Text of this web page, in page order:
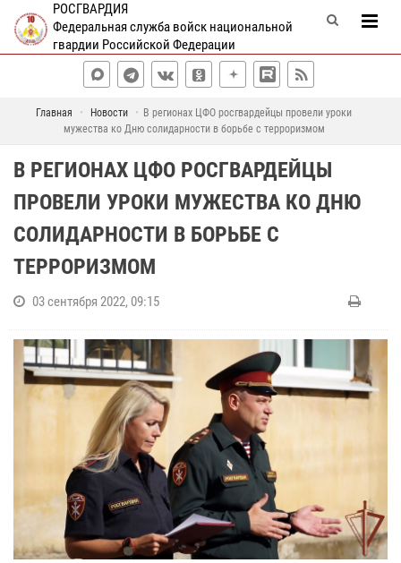
РОСГВАРДИЯ
Федеральная служба войск национальной
гвардии Российской Федерации
Главная Новости
В регионах ЦФО росгвардейцы провели уроки
мужества ко Дню солидарности в борьбе с терроризмом
В РЕГИОНАХ ЦФО РОСГВАРДЕЙЦЫ
ПРОВЕЛИ УРОКИ МУЖЕСТВА КО ДНЮ
СОЛИДАРНОСТИ В БОРЬБЕ С
ТЕРРОРИЗМОМ
03 сентября 2022, 09:15